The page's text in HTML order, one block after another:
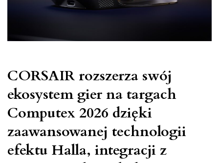
CORSAIR rozszerza swój
ekosystem gier na targach
Computex 2026 dzięki
zaawansowanej technologii
efektu Halla, integracji z